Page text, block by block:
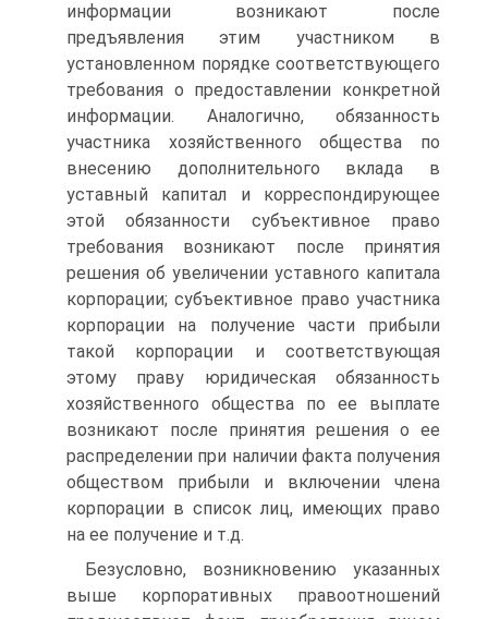
информации возникают после
предъявления этим участником в
установленном порядке соответствующего
требования о предоставлении конкретной
информации. Аналогично, обязанность
участника хозяйственного общества по
внесению дополнительного вклада в
уставный капитал и корреспондирующее
этой обязанности субъективное право
требования возникают после принятия
решения об увеличении уставного капитала
корпорации; субъективное право участника
корпорации на получение части прибыли
такой корпорации и соответствующая
этому праву юридическая обязанность
хозяйственного общества по ее выплате
возникают после принятия решения о ее
распределении при наличии факта получения
обществом прибыли и включении члена
корпорации в список лиц, имеющих право
на ее получение и т.д.
Безусловно, возникновению указанных
выше корпоративных правоотношений